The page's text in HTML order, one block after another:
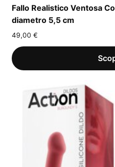
Fallo Realistico Ventosa
diametro 5,5 cm
49,00 €